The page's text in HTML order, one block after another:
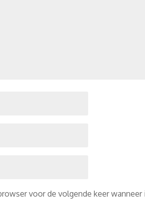
voor de volgende keer